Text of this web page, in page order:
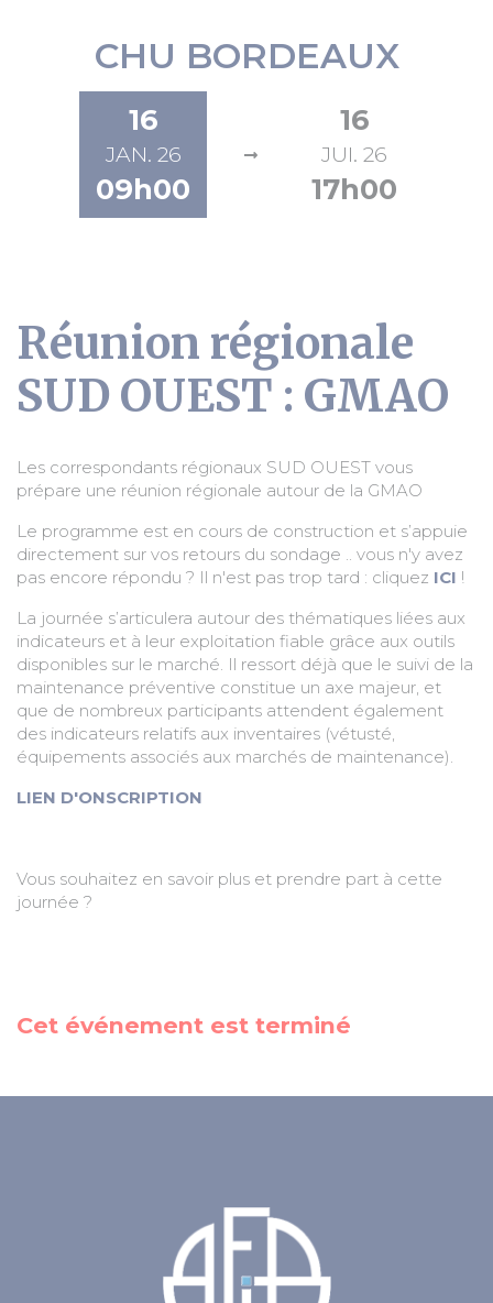
CHU BORDEAUX
16
JAN. 26
09h00
16
JUI. 26
17h00
Réunion régionale
SUD OUEST : GMAO
Les correspondants régionaux SUD OUEST vous
prépare une réunion régionale autour de la GMAO
Le programme est en cours de construction et s’appuie
directement sur vos retours du sondage .. vous n'y avez
pas encore répondu ? Il n'est pas trop tard : cliquez ICI !
La journée s’articulera autour des thématiques liées aux
indicateurs et à leur exploitation fiable grâce aux outils
disponibles sur le marché. Il ressort déjà que le suivi de la
maintenance préventive constitue un axe majeur, et
que de nombreux participants attendent également
des indicateurs relatifs aux inventaires (vétusté,
équipements associés aux marchés de maintenance).
LIEN D'ONSCRIPTION
Vous souhaitez en savoir plus et prendre part à cette
journée ?
Cet événement est terminé